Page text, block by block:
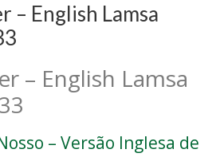
– English Lamsa
– English Lamsa
– Versão Inglesa de